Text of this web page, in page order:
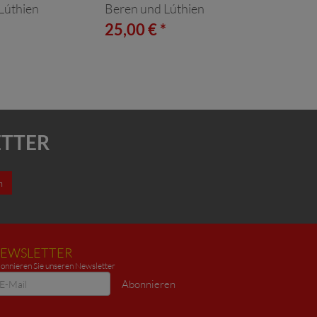
Beren und Lúthien
25,00 € *
Sie unseren Newsletter
Abonnieren